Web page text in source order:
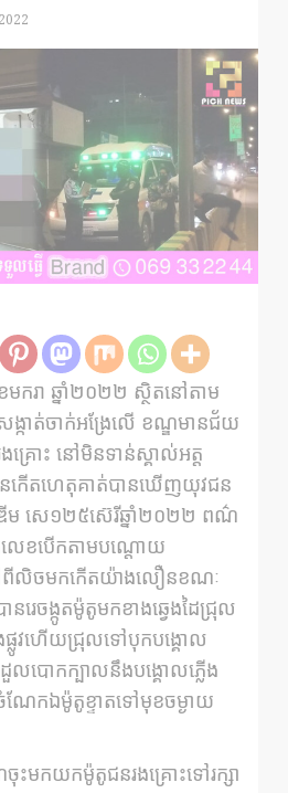
មករា ឆ្នាំ២០២២ ស្ថិតនៅតាម
កាត់ចាក់អង្រែលើ ខណ្ឌមានជ័យ
គ្រោះ នៅមិនទាន់ស្គាល់អត្ត
ើតហេតុគាត់បានឃើញយុវជន
រីម សេ១២៥ស៊េរីឆ្នាំ២០២២ ពណ៌
លេខបើកតាមបណ្តោយ
ពីលិចមកកើតយ៉ាងលឿនខណៈ
ចង្កូតម៉ូតូមកខាងឆ្វេងដៃជ្រុល
ងផ្លូវហើយជ្រុលទៅបុកបង្គោល
លបោកក្បាលនឹងបង្គោលភ្លើង
ចំណែកឯម៉ូតូខ្ទាតទៅមុខចម្ងាយ
ះមកយកម៉ូតូជនរងគ្រោះទៅរក្សា